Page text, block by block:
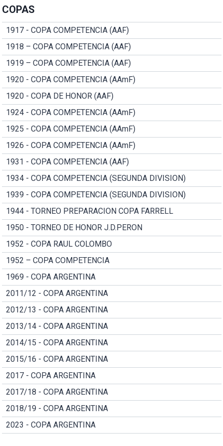
COPAS
1917 - COPA COMPETENCIA (AAF)
1918 – COPA COMPETENCIA (AAF)
1919 – COPA COMPETENCIA (AAF)
1920 - COPA COMPETENCIA (AAmF)
1920 - COPA DE HONOR (AAF)
1924 - COPA COMPETENCIA (AAmF)
1925 - COPA COMPETENCIA (AAmF)
1926 - COPA COMPETENCIA (AAmF)
1931 - COPA COMPETENCIA (AAF)
1934 - COPA COMPETENCIA (SEGUNDA DIVISION)
1939 - COPA COMPETENCIA (SEGUNDA DIVISION)
1944 - TORNEO PREPARACION COPA FARRELL
1950 - TORNEO DE HONOR J.D.PERON
1952 - COPA RAUL COLOMBO
1952 – COPA COMPETENCIA
1969 - COPA ARGENTINA
2011/12 - COPA ARGENTINA
2012/13 - COPA ARGENTINA
2013/14 - COPA ARGENTINA
2014/15 - COPA ARGENTINA
2015/16 - COPA ARGENTINA
2017 - COPA ARGENTINA
2017/18 - COPA ARGENTINA
2018/19 - COPA ARGENTINA
2023 - COPA ARGENTINA